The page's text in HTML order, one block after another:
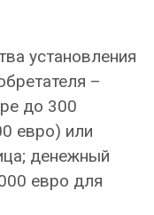
установления
–
до 300
евро) или
денежный
евро для